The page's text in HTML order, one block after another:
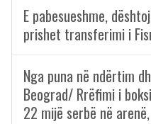
E pabesueshme,
prishet transferimi i
Nga puna në ndërtim
Beograd/ Rrëfimi i
22 mijë serbë në